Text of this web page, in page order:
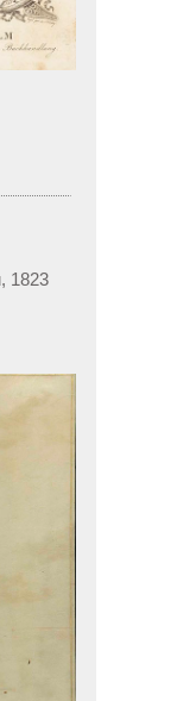
1823